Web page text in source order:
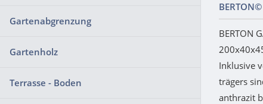
Gartenabgrenzung
Gartenholz
Terrasse - Boden
BERTON©
BERTON
Inklusive
trägers
anthrazit